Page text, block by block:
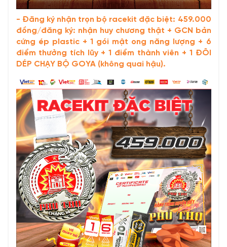
- Đăng ký nhận trọn bộ racekit đặc biệt: 459.000
đồng/đăng ký: nhận huy chương thật + GCN bản
cứng ép plastic + 1 gói mật ong năng lượng + 6
điểm thưởng tích lũy + 1 điểm thành viên + 1 ĐÔI
DÉP CHẠY BỘ GOYA (không quai hậu).